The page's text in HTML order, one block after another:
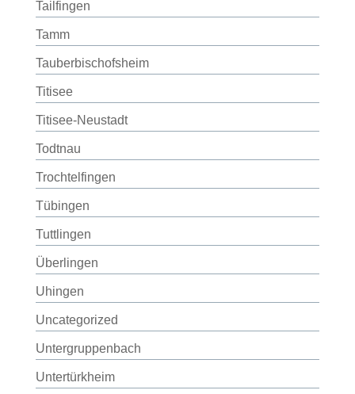
Tailfingen
Tamm
Tauberbischofsheim
Titisee
Titisee-Neustadt
Todtnau
Trochtelfingen
Tübingen
Tuttlingen
Überlingen
Uhingen
Uncategorized
Untergruppenbach
Untertürkheim